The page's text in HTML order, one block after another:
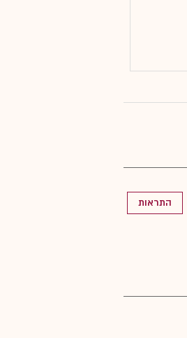
התראות